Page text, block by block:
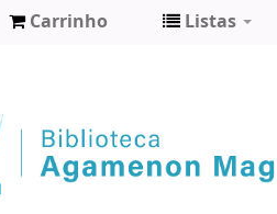
Carrinho Listas